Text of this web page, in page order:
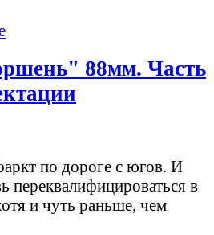
88мм. Часть
по дороге с югов. И
переквалифицироваться в
и чуть раньше, чем